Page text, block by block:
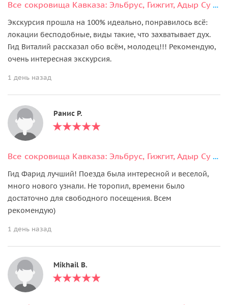
Все сокровища Кавказа: Эльбрус, Гижгит, Адыр Су и Поляна Нарзанов
Экскурсия прошла на 100% идеально, понравилось всё:
локации бесподобные, виды такие, что захватывает дух.
Гид Виталий рассказал обо всём, молодец!!! Рекомендую,
очень интересная экскурсия.
1 день назад
Ранис Р.
Все сокровища Кавказа: Эльбрус, Гижгит, Адыр Су и Поляна Нарзанов
Гид Фарид лучший! Поезда была интересной и веселой,
много нового узнали. Не торопил, времени было
достаточно для свободного посещения. Всем
рекомендую)
1 день назад
Mikhail B.